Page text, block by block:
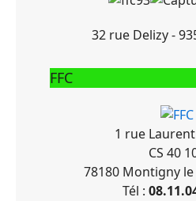
32 rue Delizy -
FFC
1 rue
CS 40
78180 Montigny
Tél :